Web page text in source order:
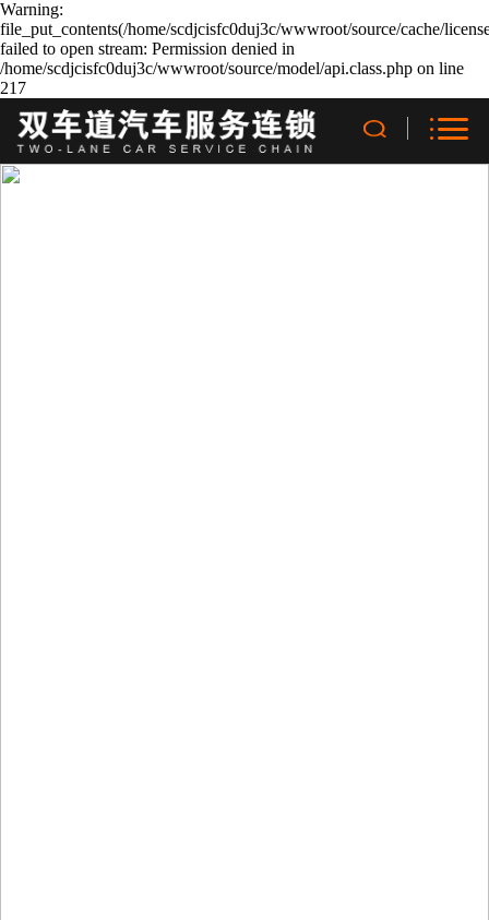
Warning:
file_put_contents(/home/scdjcisfc0duj3c/wwwroot/source/cache/
failed to open stream: Permission denied in
/home/scdjcisfc0duj3c/wwwroot/source/model/api.class.php on line
217